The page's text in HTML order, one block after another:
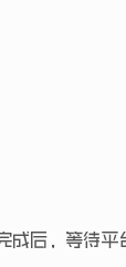
成后，等待平